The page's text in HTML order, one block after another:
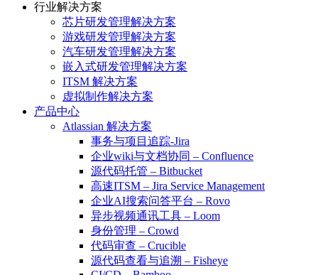
行业解决方案
芯片研发管理解决方案
游戏研发管理解决方案
汽车研发管理解决方案
嵌入式研发管理解决方案
ITSM 解决方案
虚拟制作解决方案
产品中心
Atlassian 解决方案
事务与项目追踪-Jira
企业wiki与文档协同 – Confluence
源代码托管 – Bitbucket
高速ITSM – Jira Service Management
企业AI搜索问答平台 – Rovo
异步视频通讯工具 – Loom
身份管理 – Crowd
代码审查 – Crucible
源代码查看与追溯 – Fisheye